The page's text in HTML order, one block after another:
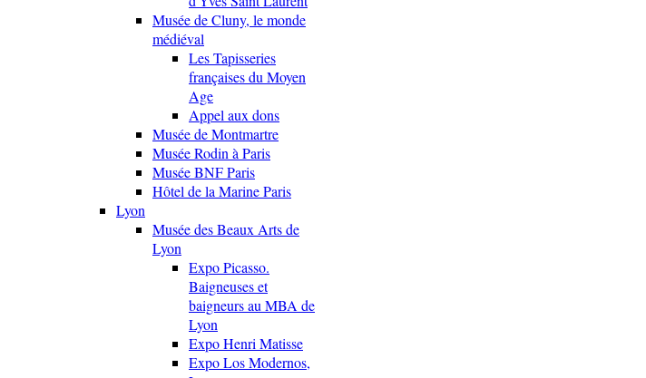
Musée de Cluny, le monde
médiéval
Les Tapisseries
françaises du Moyen
Age
Appel aux dons
Musée de Montmartre
Musée Rodin à Paris
Musée BNF Paris
Hôtel de la Marine Paris
Lyon
Musée des Beaux Arts de
Lyon
Expo Picasso.
Baigneuses et
baigneurs au MBA de
Lyon
Expo Henri Matisse
Expo Los Modernos,